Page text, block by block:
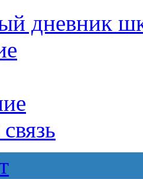
дневник